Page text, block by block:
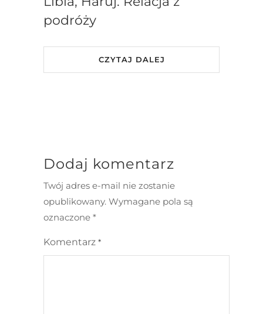
podróży
CZYTAJ DALEJ
Dodaj komentarz
Twój adres e-mail nie zostanie
opublikowany. Wymagane pola są
oznaczone *
Komentarz *